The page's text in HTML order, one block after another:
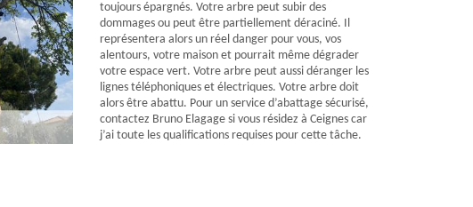
toujours épargnés. Votre arbre peut subir des
dommages ou peut être partiellement déraciné. Il
représentera alors un réel danger pour vous, vos
alentours, votre maison et pourrait même dégrader
votre espace vert. Votre arbre peut aussi déranger les
lignes téléphoniques et électriques. Votre arbre doit
alors être abattu. Pour un service d’abattage sécurisé,
contactez Bruno Elagage si vous résidez à Ceignes car
j’ai toute les qualifications requises pour cette tâche.